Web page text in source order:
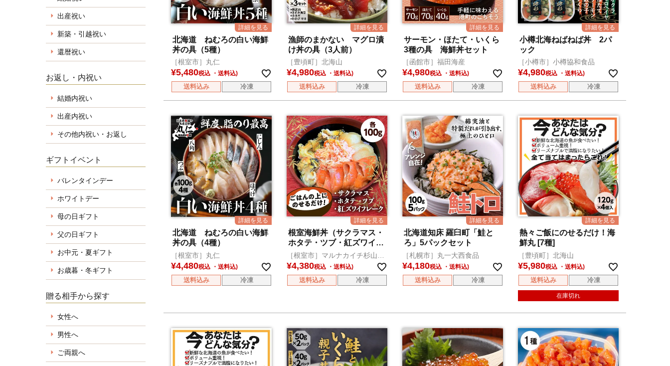
出産祝い
新築・引越祝い
還暦祝い
お返し・内祝い
結婚内祝い
出産内祝い
その他内祝い・お返し
ギフトイベント
バレンタインデー
ホワイトデー
母の日ギフト
父の日ギフト
お中元・夏ギフト
お歳暮・冬ギフト
贈る相手から探す
女性へ
男性へ
ご両親へ
北海道 ねむろの白い海鮮
丼の具（5種）
［根室市］丸仁
¥5,480税込
送料込み 冷凍
漁師のまかない マグロ漬
け丼の具（3人前）
［豊頃町］北海山
¥4,980税込
送料込み 冷凍
サーモン・ほたて・いくら
3種の具 海鮮丼セット
［函館市］福田海産
¥4,980税込
送料込み 冷凍
小樽北海ねばねば丼 2パ
ック
［小樽市］小樽協和食品
¥4,980税込
送料込み 冷凍
北海道 ねむろの白い海鮮
丼の具（4種）
［根室市］丸仁
¥4,480税込
送料込み 冷凍
根室海鮮丼（サクラマス・
ホタテ・ツブ・紅ズワイフ
レーク）
［根室市］マルナカイチ杉山水
産
¥4,380税込
送料込み 冷凍
北海道知床 羅臼町「鮭と
ろ」5パックセット
［札幌市］丸一大西食品
¥4,180税込
送料込み 冷凍
熱々ご飯にのせるだけ！海
鮮丸 [7種]
［豊頃町］北海山
¥5,980税込
送料込み 冷凍
在庫切れ